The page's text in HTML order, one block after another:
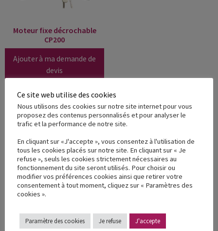
Moteur fixe décrochable
CP200
Ajouter à ma demande de
devis
Contactez-nous
Lundi - Vendredi
8h30 - 12h / 13h30 - 17h30
Ce site web utilise des cookies
Nous utilisons des cookies sur notre site internet pour vous
proposez des contenus personnalisés et pour analyser le
trafic et la performance de notre site.
En cliquant sur «J'accepte », vous consentez à l'utilisation de
tous les cookies placés sur notre site. En cliquant sur « Je
refuse », seuls les cookies strictement nécessaires au
fonctionnement du site seront utilisés. Pour choisir ou
modifier vos préférences cookies ainsi que retirer votre
consentement à tout moment, cliquez sur « Paramètres des
cookies ».
Paramètre des cookies Je refuse J'accepte